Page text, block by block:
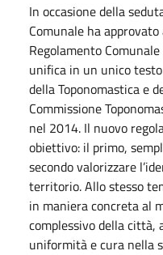
In occasione della
Comunale ha
Regolamento
unifica in un unico
della Toponomastica e
Commissione
nel 2014. Il nuovo
obiettivo: il primo,
secondo valorizzare
territorio. Allo stesso
in maniera concreta al
complessivo della città,
uniformità e cura nella